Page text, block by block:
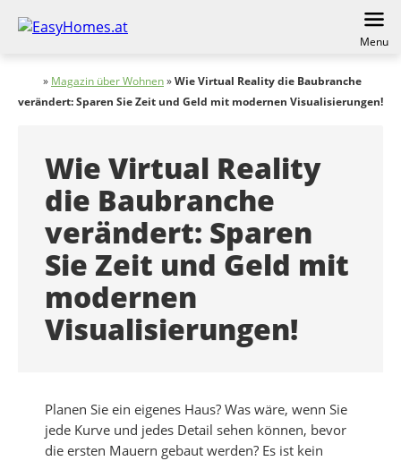
Menu
» Magazin über Wohnen»Wie Virtual Reality die Baubranche
verändert: Sparen Sie Zeit und Geld mit modernen Visualisierungen!
Wie Virtual Reality
die Baubranche
verändert: Sparen
Sie Zeit und Geld mit
modernen
Visualisierungen!
Planen Sie ein eigenes Haus? Was wäre, wenn Sie
jede Kurve und jedes Detail sehen können, bevor
die ersten Mauern gebaut werden? Es ist kein